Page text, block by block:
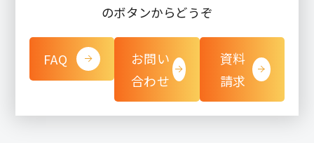
のボタンからどうぞ
FAQ
お問い
合わせ
資料
請求